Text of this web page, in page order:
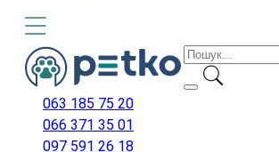
063 185 75 20
066 371 35 01
097 591 26 18